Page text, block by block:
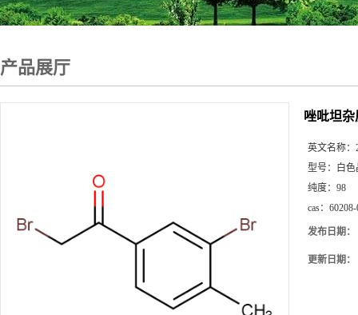
产品展厅
唑吡坦杂
英文名称：
型号：
白
纯度： 98
cas：
发布日期：
更新日期：